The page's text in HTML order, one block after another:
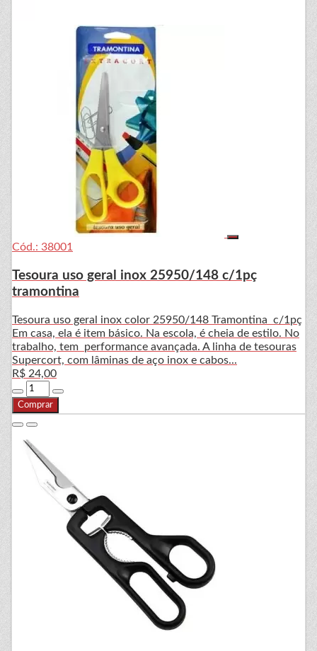
Cód.: 38001
Tesoura uso geral inox 25950/148 c/1pç
tramontina
Tesoura uso geral inox color 25950/148 Tramontina c/1pç
Em casa, ela é item básico. Na escola, é cheia de estilo. No
trabalho, tem performance avançada. A linha de tesouras
Supercort, com lâminas de aço inox e cabos...
R$ 24,00
Comprar